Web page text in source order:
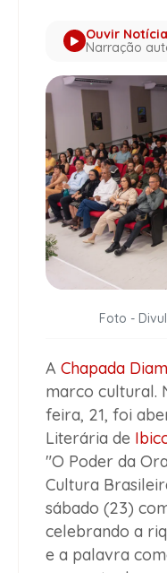
Ouvir Notícia
Narração
Foto -
A Chapada
marco cultural.
feira, 21, foi
Literária de
"O Poder da
Cultura
sábado (23)
celebrando a
e a palavra